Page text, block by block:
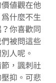
值觀在他
什麼不生
你喜歡同
被問這些
人呢。
，諷刺社
抑。可悲